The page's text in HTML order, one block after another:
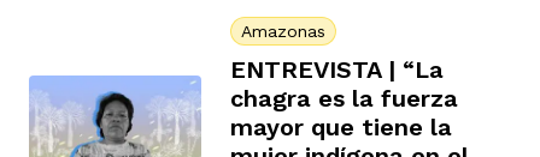
Amazonas
ENTREVISTA | “La
chagra es la fuerza
mayor que tiene la